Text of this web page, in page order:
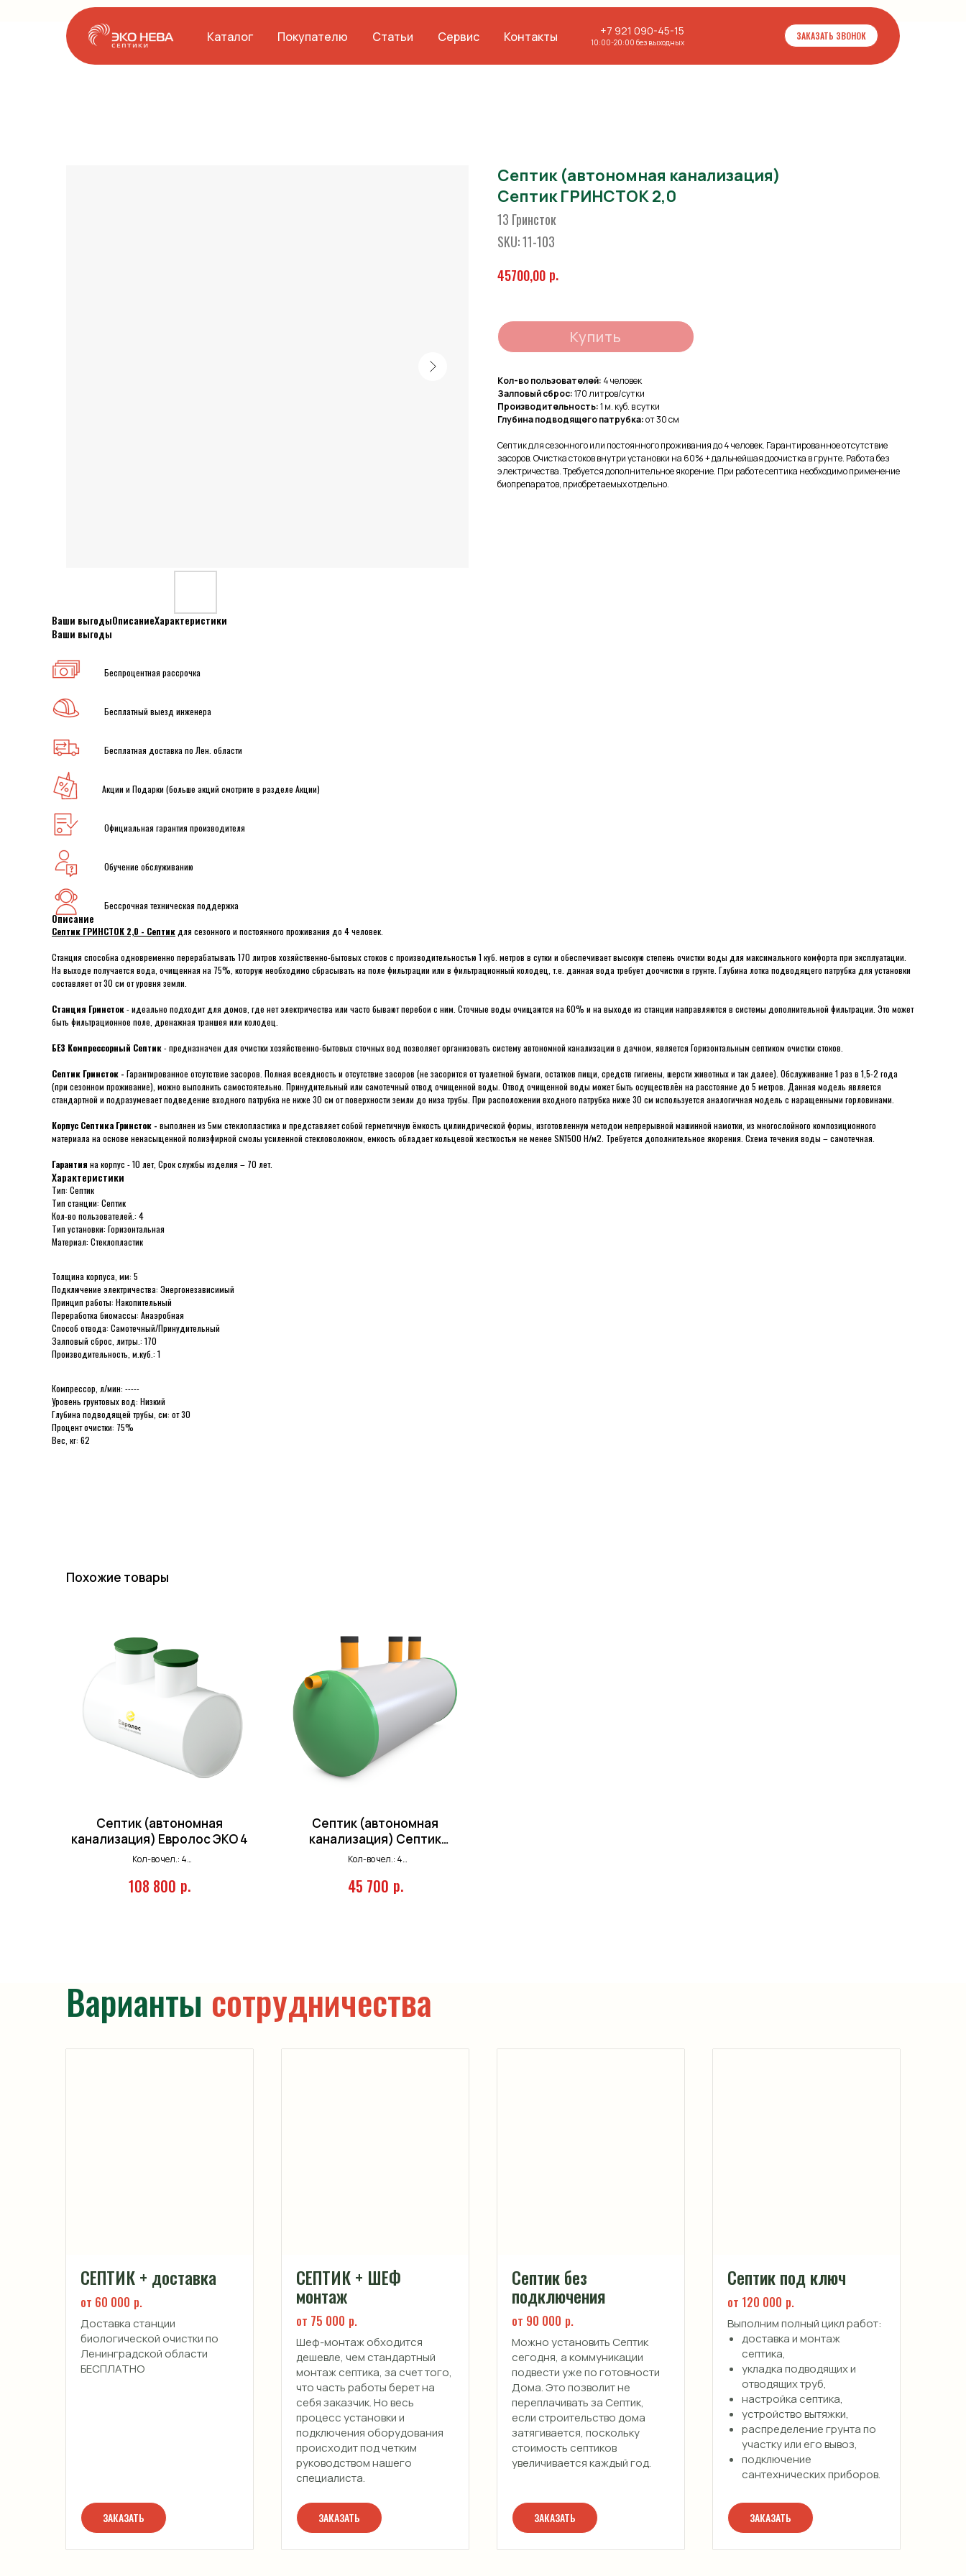
Каталог Покупателю Статьи Сервис Контакты +7 921 090-45-15
10:00-20:00 без выходных
ЗАКАЗАТЬ ЗВОНОК
Септик (автономная канализация)
Септик ГРИНСТОК 2,0
13 Гринсток
SKU:11-103
45700,00 р.
Купить
Кол-во пользователей: 4 человек
Залповый сброс:170 литров/сутки
Производительность:1 м. куб. в сутки
Глубина подводящего патрубка:от 30 см
Септик для сезонного или постоянного проживания до 4 человек. Гарантированное отсутствие
засоров. Очистка стоков внутри установки на 60% + дальнейшая доочистка в грунте. Работа без
электричества. Требуется дополнительное якорение. При работе септика необходимо применение
биопрепаратов, приобретаемых отдельно.
Ваши выгодыОписаниеХарактеристики
Ваши выгоды
Беспроцентная рассрочка
Бесплатный выезд инженера
Бесплатная доставка по Лен. области
Акции и Подарки (больше акций смотрите в разделе Акции)
Официальная гарантия производителя
Обучение обслуживанию
Бессрочная техническая поддержка
Описание
Септик ГРИНСТОК 2,0 - Септик для сезонного и постоянного проживания до 4 человек.
Станция способна одновременно перерабатывать 170 литров хозяйственно-бытовых стоков с производительностью 1 куб. метров в сутки и обеспечивает высокую степень очистки воды для максимального комфорта при эксплуатации.
На выходе получается вода, очищенная на 75%, которую необходимо сбрасывать на поле фильтрации или в фильтрационный колодец, т.е. данная вода требует доочистки в грунте. Глубина лотка подводящего патрубка для установки
составляет от 30 cм от уровня земли.
Станция Гринсток- идеально подходит для домов, где нет электричества или часто бывают перебои с ним. Сточные воды очищаются на 60% и на выходе из станции направляются в системы дополнительной фильтрации. Это может
быть фильтрационное поле, дренажная траншея или колодец.
БЕЗ Компрессорный Септик- предназначен для очистки хозяйственно-бытовых сточных вод позволяет организовать систему автономной канализации в дачном, является Горизонтальным септиком очистки стоков.
Септик Гринсток - Гарантированное отсутствие засоров. Полная всеядность и отсутствие засоров (не засорится от туалетной бумаги, остатков пищи, средств гигиены, шерсти животных и так далее). Обслуживание 1 раз в 1,5-2 года
(при сезонном проживание), можно выполнить самостоятельно. Принудительный или самотечный отвод очищенной воды. Отвод очищенной воды может быть осуществлён на расстояние до 5 метров. Данная модель является
стандартной и подразумевает подведение входного патрубка не ниже 30 см от поверхности земли до низа трубы. При расположении входного патрубка ниже 30 см используется аналогичная модель с наращенными горловинами.
Корпус Септика Гринсток - выполнен из 5мм стеклопластика и представляет собой герметичную ёмкость цилиндрической формы, изготовленную методом непрерывной машинной намотки, из многослойного композиционного
материала на основе ненасыщенной полиэфирной смолы усиленной стекловолокном, емкость обладает кольцевой жесткостью не менее SN1500 Н/м2. Требуется дополнительное якорения. Схема течения воды – самотечная.
Гарантия на корпус - 10 лет, Срок службы изделия – 70 лет.
Характеристики
Тип: Септик
Тип станции: Септик
Кол-во пользователей.: 4
Тип установки: Горизонтальная
Материал: Стеклопластик
Толщина корпуса, мм: 5
Подключение электричества: Энергонезависимый
Принцип работы: Накопительный
Переработка биомассы: Анаэробная
Способ отвода: Самотечный/Принудительный
Залповый сброс, литры.: 170
Производительность, м.куб.: 1
Компрессор, л/мин: -----
Уровень грунтовых вод: Низкий
Глубина подводящей трубы, см: от 30
Процент очистки: 75%
Вес, кг: 62
Похожие товары
Септик (автономная
канализация) Евролос ЭКО 4
Кол-во чел.: 4
Произв-ть: 0,8 м.куб/сутки
108 800 р.
Септик (автономная
канализация) Септик
ГРИНСТОК 2,0
Кол-во чел.: 4
Произв-ть: 1 м.куб/сутки
45 700 р.
Варианты сотрудничества
СЕПТИК + доставка
от 60 000 р.
Доставка станции
биологической очистки по
Ленинградской области
БЕСПЛАТНО
ЗАКАЗАТЬ
СЕПТИК + ШЕФ
монтаж
от 75 000 р.
Шеф-монтаж обходится
дешевле, чем стандартный
монтаж септика, за счет того,
что часть работы берет на
себя заказчик. Но весь
процесс установки и
подключения оборудования
происходит под четким
руководством нашего
специалиста.
ЗАКАЗАТЬ
Септик без
подключения
от 90 000 р.
Можно установить Септик
сегодня, а коммуникации
подвести уже по готовности
Дома. Это позволит не
переплачивать за Септик,
если строительство дома
затягивается, поскольку
стоимость септиков
увеличивается каждый год.
ЗАКАЗАТЬ
Септик под ключ
от 120 000 р.
Выполним полный цикл работ:
доставка и монтаж
септика,
укладка подводящих и
отводящих труб,
настройка септика,
устройство вытяжки,
распределение грунта по
участку или его вывоз,
подключение
сантехнических приборов.
ЗАКАЗАТЬ